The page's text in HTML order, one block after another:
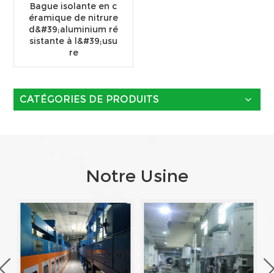
Bague isolante en c
éramique de nitrure
d&#39;aluminium ré
sistante à l&#39;usu
re
CATÉGORIES DE PRODUITS
Notre Usine